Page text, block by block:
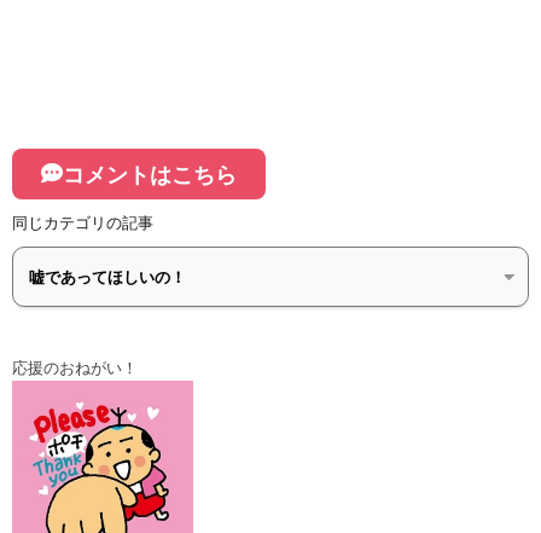
コメントはこちら
同じカテゴリの記事
応援のおねがい！